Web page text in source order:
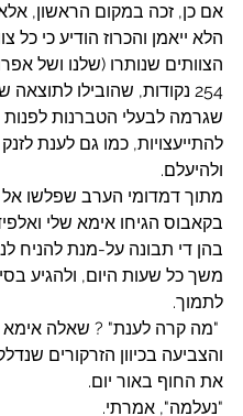
אם כן, זכה במקום הראשון,
הלא ייאמן והכרוז הודיע כי כל
הצוותים שנותרו (שלנו ושל
254 נקודות, שהובילו לתוצאה
שגרמה לבעלי הטברנות לפנות
להתייעצויות, כמו גם לענת
ולהיעלם.
מתוך דמדומי הערב שפלשו
בקאבוס הגיחו אימא שלי
בהן די תבונה על-מנת להניח
משך כל שעות היום, ולהגיע
לתמוך.
"מה קרה לענת" ? שאלה אימא
והצביעה בכיוון הזרקורים
את החוף באור יום.
"נעלמה", אמרתי.